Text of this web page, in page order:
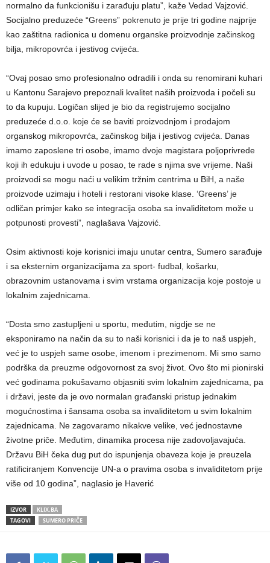
normalno da funkcionišu i zarađuju platu”, kaže Vedad Vajzović.
Socijalno preduzeće “Greens” pokrenuto je prije tri godine najprije
kao zaštitna radionica u domenu organske proizvodnje začinskog
bilja, mikropovrća i jestivog cvijeća.
“Ovaj posao smo profesionalno odradili i onda su renomirani kuhari
u Kantonu Sarajevo prepoznali kvalitet naših proizvoda i počeli su
to da kupuju. Logičan slijed je bio da registrujemo socijalno
preduzeće d.o.o. koje će se baviti proizvodnjom i prodajom
organskog mikropovrća, začinskog bilja i jestivog cvijeća. Danas
imamo zaposlene tri osobe, imamo dvoje magistara poljoprivrede
koji ih edukuju i uvode u posao, te rade s njima sve vrijeme. Naši
proizvodi se mogu naći u velikim tržnim centrima u BiH, a naše
proizvode uzimaju i hoteli i restorani visoke klase. ‘Greens’ je
odličan primjer kako se integracija osoba sa invaliditetom može u
potpunosti provesti”, naglašava Vajzović.
Osim aktivnosti koje korisnici imaju unutar centra, Sumero sarađuje
i sa eksternim organizacijama za sport- fudbal, košarku,
obrazovnim ustanovama i svim vrstama organizacija koje postoje u
lokalnim zajednicama.
“Dosta smo zastupljeni u sportu, međutim, nigdje se ne
eksponiramo na način da su to naši korisnici i da je to naš uspjeh,
već je to uspjeh same osobe, imenom i prezimenom. Mi smo samo
podrška da preuzme odgovornost za svoj život. Ovo što mi pionirski
već godinama pokušavamo objasniti svim lokalnim zajednicama, pa
i državi, jeste da je ovo normalan građanski pristup jednakim
mogućnostima i šansama osoba sa invaliditetom u svim lokalnim
zajednicama. Ne zagovaramo nikakve velike, već jednostavne
životne priče. Međutim, dinamika procesa nije zadovoljavajuća.
Državu BiH čeka dug put do ispunjenja obaveza koje je preuzela
ratificiranjem Konvencije UN-a o pravima osoba s invaliditetom prije
više od 10 godina”, naglasio je Haverić
IZVOR
KLIX.BA
TAGOVI
SUMERO PRIČE